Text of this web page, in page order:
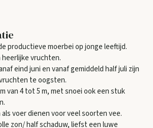
productieve moerbei op jonge leeftijd.
vruchten.
eind juni en vanaf gemiddeld half juli zijn
te oogsten.
van 4 tot 5 m, met snoei ook een stuk
voer dienen voor veel soorten vee.
zon/ half schaduw, liefst een luwe